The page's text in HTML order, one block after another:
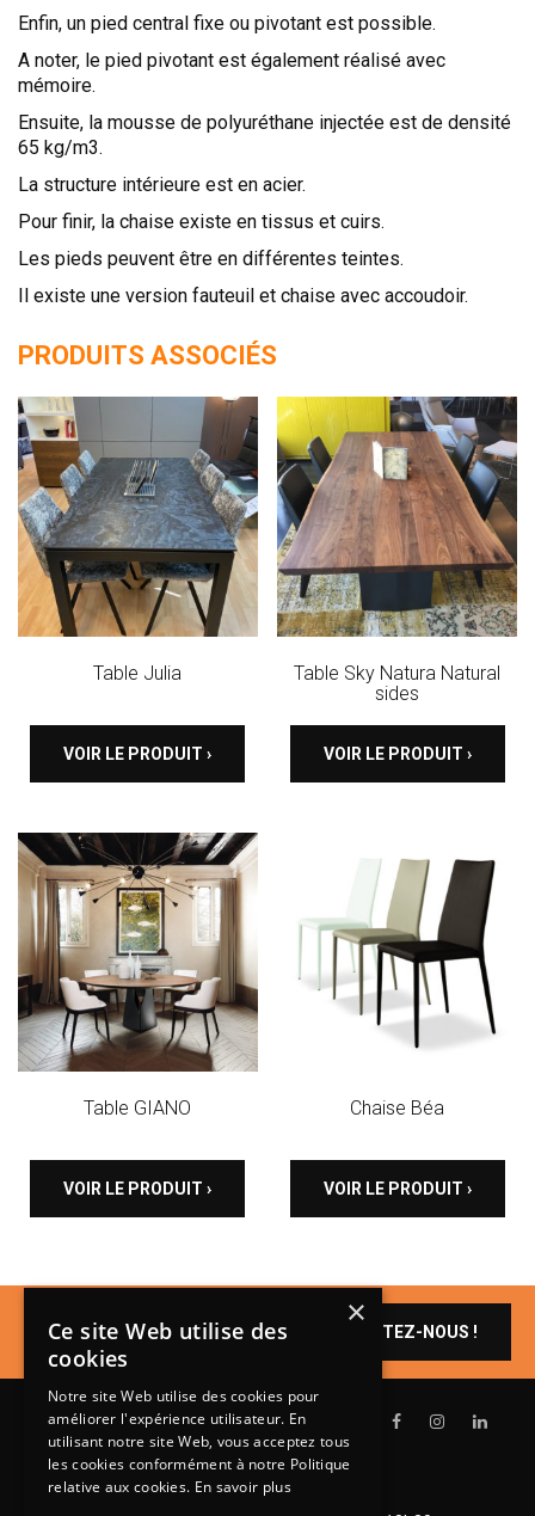
Enfin, un pied central fixe ou pivotant est possible.
A noter, le pied pivotant est également réalisé avec
mémoire.
Ensuite, la mousse de polyuréthane injectée est de densité
65 kg/m3.
La structure intérieure est en acier.
Pour finir, la chaise existe en tissus et cuirs.
Les pieds peuvent être en différentes teintes.
Il existe une version fauteuil et chaise avec accoudoir.
PRODUITS ASSOCIÉS
Table Julia
VOIR LE PRODUIT ›
Table Sky Natura Natural
sides
VOIR LE PRODUIT ›
Table GIANO
VOIR LE PRODUIT ›
Chaise Béa
VOIR LE PRODUIT ›
Un produit vous
intéresse ?
CONTACTEZ-NOUS !
Lundi de 14h à 18h30
×
Ce site Web utilise des
cookies
Notre site Web utilise des cookies pour
améliorer l'expérience utilisateur. En
utilisant notre site Web, vous acceptez tous
les cookies conformément à notre Politique
relative aux cookies. En savoir plus